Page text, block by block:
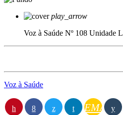
play_arrow
Voz à Saúde Nº 108 Unidade
Voz à Saúde
EMAIL